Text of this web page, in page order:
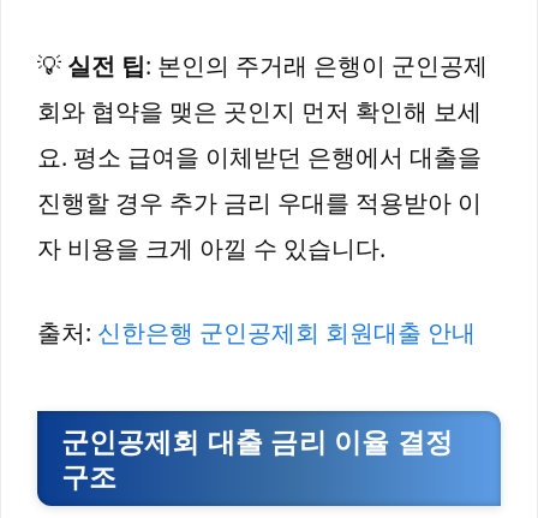
💡 실전 팁: 본인의 주거래 은행이 군인공제
회와 협약을 맺은 곳인지 먼저 확인해 보세
요. 평소 급여을 이체받던 은행에서 대출을
진행할 경우 추가 금리 우대를 적용받아 이
자 비용을 크게 아낄 수 있습니다.
출처: 신한은행 군인공제회 회원대출 안내
군인공제회 대출 금리 이율 결정
구조